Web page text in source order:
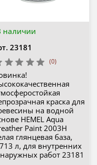
наличии
23181
(0)
краска для
на водной
HEMEL Aqua
Paint 2003H
глянцевая база,
л, для внутренних
работ 23181